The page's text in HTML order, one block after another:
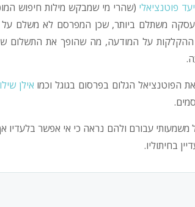
פוטנציאלי (שהרי מי שמבקש מילות חיפוש
משתלם ביותר, שכן המפרסם לא משלם
על המודעה, מה שהופך את התשלום
הפוטנציאל הגלום בפרסום בגוגל וכמו אילן
עבורם ולהם נראה כי אי אפשר בלעדיו
בחיתוליו.